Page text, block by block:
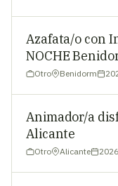
Azafata/o con
NOCHE
Otro Benidorm
Animador/a
Alicante
Otro Alicante